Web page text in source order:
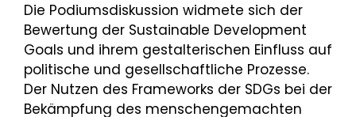
Die Podiumsdiskussion widmete sich der
Bewertung der Sustainable Development
Goals und ihrem gestalterischen Einfluss auf
politische und gesellschaftliche Prozesse.
Der Nutzen des Frameworks der SDGs bei der
Bekämpfung des menschengemachten